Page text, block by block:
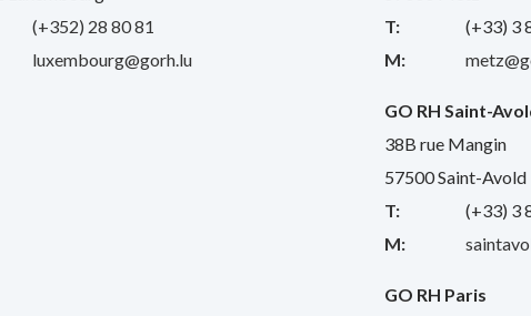
(+352) 28 80 81
luxembourg@gorh.lu
T:
(+33) 3
M:
GO RH Saint-
38B rue Mangin
57500 Saint-Avold
T:
(+33) 3
M:
GO RH Paris